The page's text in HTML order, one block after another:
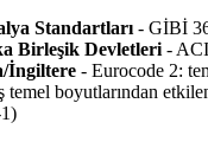
Standartları- GİBİ
Birleşik Devletleri -
İngiltere - Eurocode 2:
temel boyutlarından